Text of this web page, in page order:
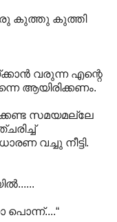
കുത്തു കുത്തി
വരുന്ന എന്റെ
ആയിരിക്കണം.
സമയമല്ലേ
വച്ചു നീട്ടി.